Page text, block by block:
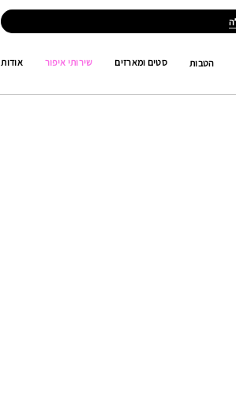
הטבות סטים ומארזים שירותי איפור אודות MAC